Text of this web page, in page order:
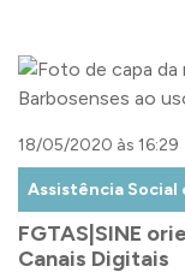
18/05/2020 às 16:29
Assistência Social
FGTAS|SINE
Canais Digitais